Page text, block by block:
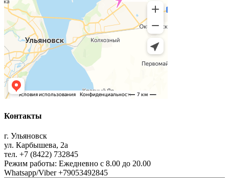
Контакты
г. Ульяновск
ул. Карбышева, 2а
тел. +7 (8422) 732845
Режим работы: Ежедневно с 8.00 до 20.00
Whatsapp/Viber +79053492845